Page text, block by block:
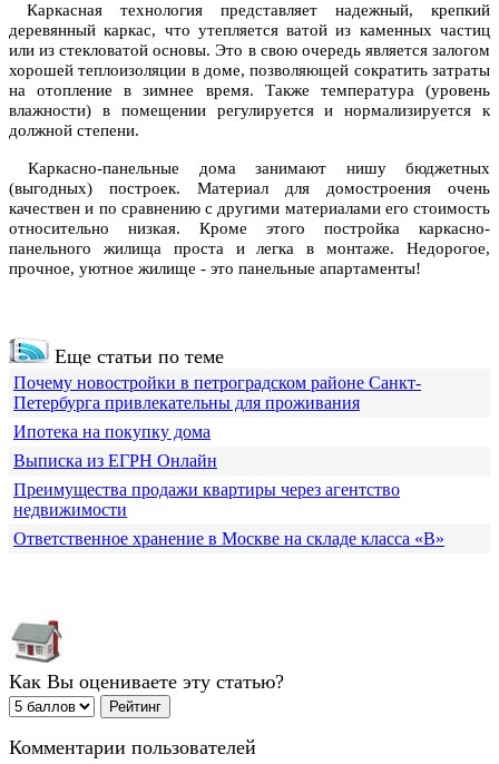
Каркасная технология представляет надежный, крепкий
деревянный каркас, что утепляется ватой из каменных частиц
или из стекловатой основы. Это в свою очередь является залогом
хорошей теплоизоляции в доме, позволяющей сократить затраты
на отопление в зимнее время. Также температура (уровень
влажности) в помещении регулируется и нормализируется к
должной степени.
Каркасно-панельные дома занимают нишу бюджетных
(выгодных) построек. Материал для домостроения очень
качествен и по сравнению с другими материалами его стоимость
относительно низкая. Кроме этого постройка каркасно-
панельного жилища проста и легка в монтаже. Недорогое,
прочное, уютное жилище - это панельные апартаменты!
Еще статьи по теме
Почему новостройки в петроградском районе Санкт-
Петербурга привлекательны для проживания
Ипотека на покупку дома
Выписка из ЕГРН Онлайн
Преимущества продажи квартиры через агентство
недвижимости
Ответственное хранение в Москве на складе класса «В»
Как Вы оцениваете эту статью?
Комментарии пользователей